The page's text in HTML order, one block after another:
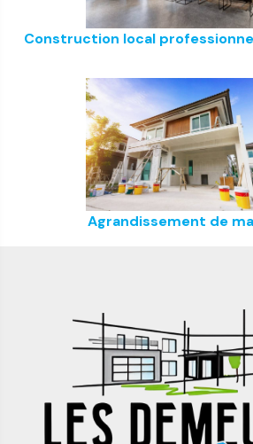
Construction local
Agrandissement de